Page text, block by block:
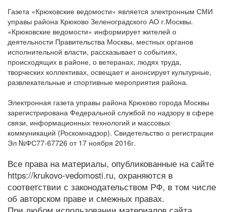
Газета «Крюковские ведомости» является электронным СМИ
управы района Крюково Зеленоградского АО г.Москвы.
«Крюковские ведомости» информирует жителей о
деятельности Правительства Москвы, местных органов
исполнительной власти, рассказывает о событиях,
происходящих в районе, о ветеранах, людях труда,
творческих коллективах, освещает и анонсирует культурные,
развлекательные и спортивные мероприятия района.
Электронная газета управы района Крюково города Москвы
зарегистрирована Федеральной службой по надзору в сфере
связи, информационных технологий и массовых
коммуникаций (Роскомнадзор). Свидетельство о регистрации
Эл №ФС77-67726 от 17 ноября 2016г.
Все права на материалы, опубликованные на сайте
https://krukovo-vedomosti.ru, охраняются в
соответствии с законодательством РФ, в том числе
об авторском праве и смежных правах.